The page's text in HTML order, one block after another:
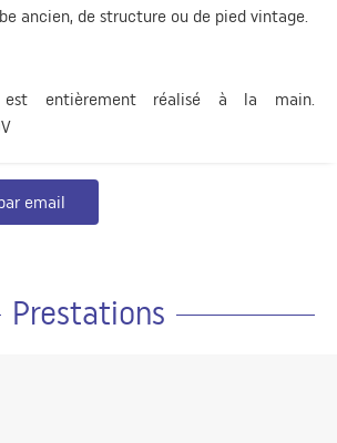
ancien, de structure ou de pied vintage.
est entièrement réalisé à la main.
email
Prestations